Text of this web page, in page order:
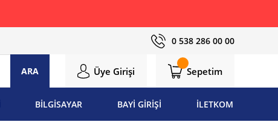
0 538 286 00 00
ARA Üye Girişi Sepetim
BİLGİSAYAR BAYİ GİRİŞİ İLETKOM